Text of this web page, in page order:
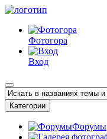
Фотогора
Вход
Категории
Форумы